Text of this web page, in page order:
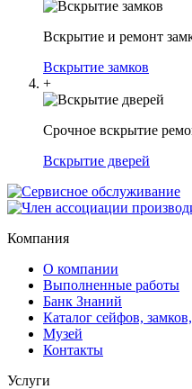
Вскрытие и ремонт
Вскрытие замков
+
Срочное вскрытие
Вскрытие дверей
Компания
О компании
Выполненные работы
Банк Знаний
Каталог сейфов,
Музей
Контакты
Услуги